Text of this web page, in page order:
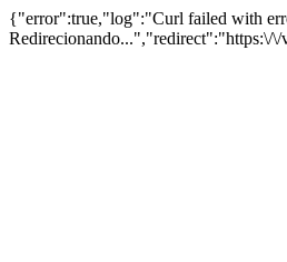
{"error":true,"log":"Curl failed with
Redirecionando...","redirect":"https:\/